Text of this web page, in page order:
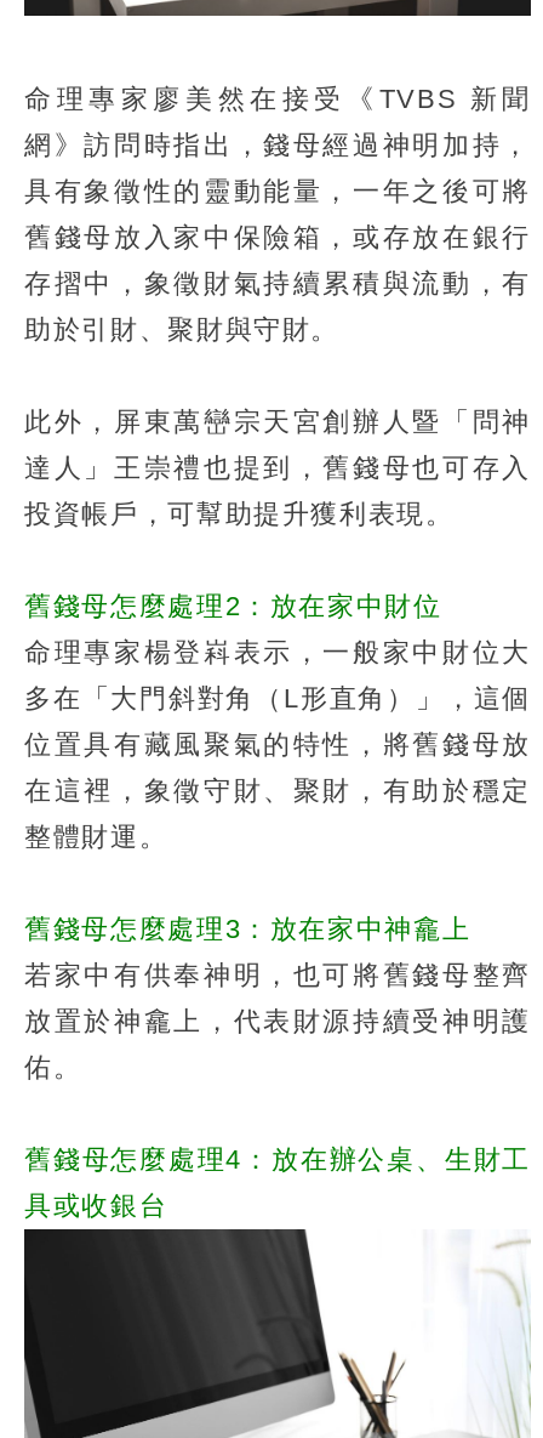
命理專家廖美然在接受《TVBS 新聞
網》訪問時指出，錢母經過神明加持，
具有象徵性的靈動能量，一年之後可將
舊錢母放入家中保險箱，或存放在銀行
存摺中，象徵財氣持續累積與流動，有
助於引財、聚財與守財。
此外，屏東萬巒宗天宮創辦人暨「問神
達人」王崇禮也提到，舊錢母也可存入
投資帳戶，可幫助提升獲利表現。
舊錢母怎麼處理2：放在家中財位
命理專家楊登嵙表示，一般家中財位大
多在「大門斜對角（L形直角）」，這個
位置具有藏風聚氣的特性，將舊錢母放
在這裡，象徵守財、聚財，有助於穩定
整體財運。
舊錢母怎麼處理3：放在家中神龕上
若家中有供奉神明，也可將舊錢母整齊
放置於神龕上，代表財源持續受神明護
佑。
舊錢母怎麼處理4：放在辦公桌、生財工
具或收銀台